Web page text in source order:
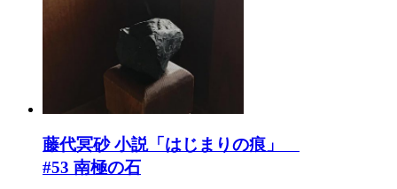
藤代冥砂 小説「はじまりの痕」
#53 南極の石